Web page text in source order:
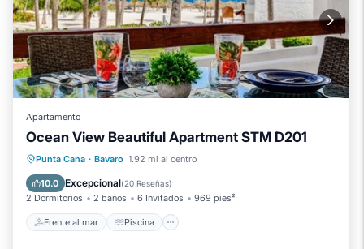
Apartamento
Ocean View Beautiful Apartment STM D201
Punta Cana · Bavaro 1.92 mi al centro
10.0 Excepcional(20 Reseñas)
2 Dormitorios 2 baños 6 Invitados 969 pies²
Frente al mar Piscina
Frente al mar Piscina
Balcón/Terraza